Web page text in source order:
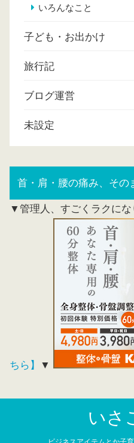
いろんなこと
子ども・お出かけ
旅行記
ブログ運営
未設定
首・肩・腰の痛み、その
▼管理人、すごくラクにな
ちら】 ▼
いさ